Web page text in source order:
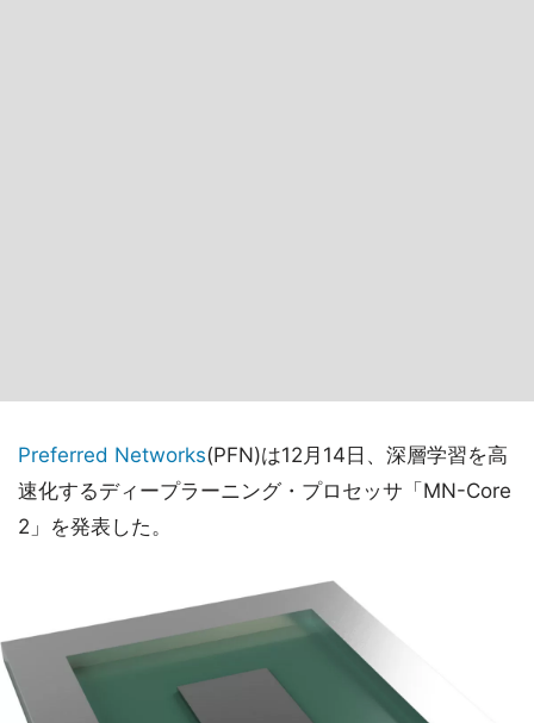
Preferred Networks(PFN)は12月14日、深層学習を高
速化するディープラーニング・プロセッサ「MN-Core
2」を発表した。